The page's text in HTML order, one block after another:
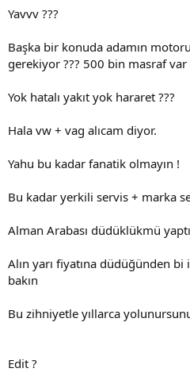
Yavvv ???
Başka bir konuda adamın
gerekiyor ??? 500 bin masraf var
Yok hatalı yakıt yok hararet ???
Hala vw + vag alıcam diyor.
Yahu bu kadar fanatik olmayın !
Bu kadar yerkili servis + marka
Alman Arabası düdüklükmü
Alın yarı fiyatına düdüğünden
bakın
Bu zihniyetle yıllarca
Edit ?